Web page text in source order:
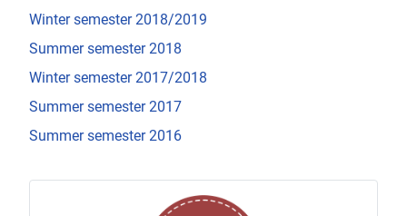
Winter semester 2018/2019
Summer semester 2018
Winter semester 2017/2018
Summer semester 2017
Summer semester 2016